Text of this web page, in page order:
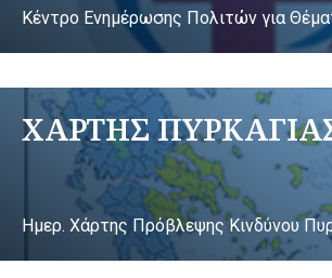
Κέντρο Ενημέρωσης Πολιτών για
ΧΑΡΤΗΣ
Ημερ. Χάρτης Πρόβλεψης Κινδύνου